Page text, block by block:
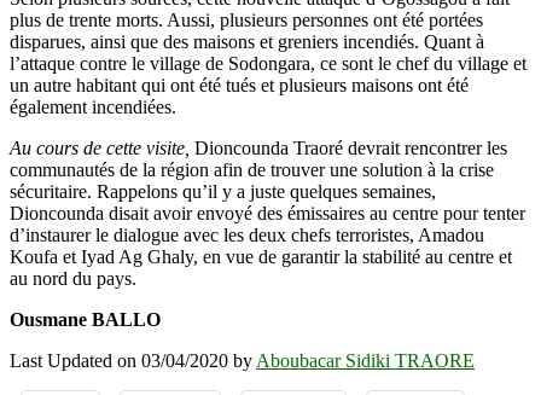
plus de trente morts. Aussi, plusieurs personnes ont été portées
disparues, ainsi que des maisons et greniers incendiés. Quant à
l’attaque contre le village de Sodongara, ce sont le chef du village et
un autre habitant qui ont été tués et plusieurs maisons ont été
également incendiées.
Au cours de cette visite, Dioncounda Traoré devrait rencontrer les
communautés de la région afin de trouver une solution à la crise
sécuritaire. Rappelons qu’il y a juste quelques semaines,
Dioncounda disait avoir envoyé des émissaires au centre pour tenter
d’instaurer le dialogue avec les deux chefs terroristes, Amadou
Koufa et Iyad Ag Ghaly, en vue de garantir la stabilité au centre et
au nord du pays.
Ousmane BALLO
Last Updated on 03/04/2020 by Aboubacar Sidiki TRAORE